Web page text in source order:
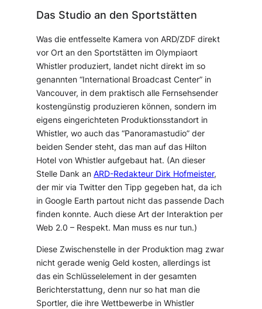
Das Studio an den Sportstätten
Was die entfesselte Kamera von ARD/ZDF direkt
vor Ort an den Sportstätten im Olympiaort
Whistler produziert, landet nicht direkt im so
genannten “International Broadcast Center” in
Vancouver, in dem praktisch alle Fernsehsender
kostengünstig produzieren können, sondern im
eigens eingerichteten Produktionsstandort in
Whistler, wo auch das “Panoramastudio” der
beiden Sender steht, das man auf das Hilton
Hotel von Whistler aufgebaut hat. (An dieser
Stelle Dank anARD-Redakteur Dirk Hofmeister,
der mir via Twitter den Tipp gegeben hat, da ich
in Google Earth partout nicht das passende Dach
finden konnte. Auch diese Art der Interaktion per
Web 2.0 – Respekt. Man muss es nur tun.)
Diese Zwischenstelle in der Produktion mag zwar
nicht gerade wenig Geld kosten, allerdings ist
das ein Schlüsselelement in der gesamten
Berichterstattung, denn nur so hat man die
Sportler, die ihre Wettbewerbe in Whistler